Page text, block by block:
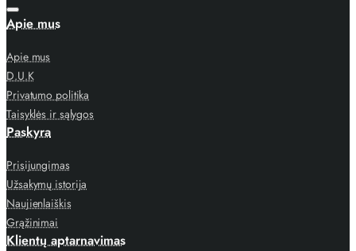
Apie mus
Apie mus
D.U.K
Privatumo politika
Taisyklės ir sąlygos
Paskyra
Prisijungimas
Užsakymų istorija
Naujienlaiškis
Grąžinimai
Klientų aptarnavimas